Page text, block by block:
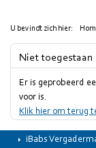
U bevindt zich hier:
Niet toegestaan
Er is geprobeerd
voor is.
Klik hier om terug
iBabs